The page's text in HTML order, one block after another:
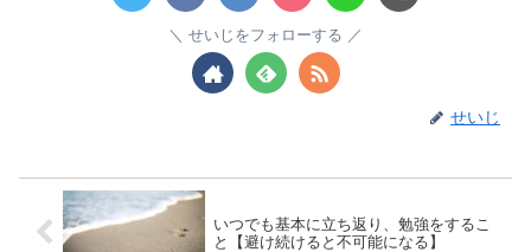
せいじをフォローする
せいじ
いつでも基本に立ち返り、勉強をするこ
と【避け続けると不可能になる】